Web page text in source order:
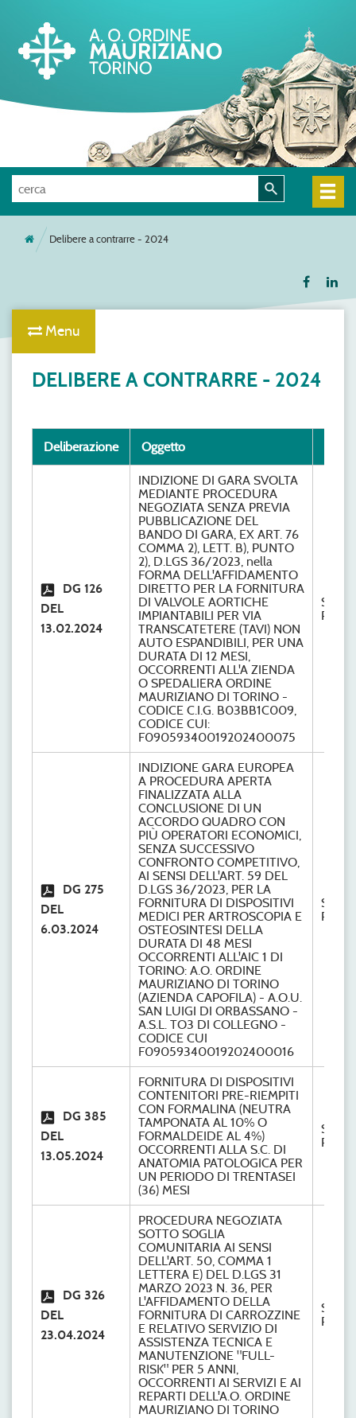
Delibere a contrarre - 2024
Menu
DELIBERE A CONTRARRE - 2024
Deliberazione Oggetto
DG 126
DEL
13.02.2024
INDIZIONE DI GARA SVOLTA
MEDIANTE PROCEDURA
NEGOZIATA SENZA PREVIA
PUBBLICAZIONE DEL
BANDO DI GARA, EX ART. 76
COMMA 2), LETT. B), PUNTO
2), D.LGS 36/2023, nella
FORMA DELL'AFFIDAMENTO
DIRETTO PER LA FORNITURA
DI VALVOLE AORTICHE
IMPIANTABILI PER VIA
TRANSCATETERE (TAVI) NON
AUTO ESPANDIBILI, PER UNA
DURATA DI 12 MESI,
OCCORRENTI ALL'A ZIENDA
O SPEDALIERA ORDINE
MAURIZIANO DI TORINO -
CODICE C.I.G. B03BB1C009,
CODICE CUI:
F09059340019202400075
S.C.
DG 275
DEL
6.03.2024
INDIZIONE GARA EUROPEA
A PROCEDURA APERTA
FINALIZZATA ALLA
CONCLUSIONE DI UN
ACCORDO QUADRO CON
PIÙ OPERATORI ECONOMICI,
SENZA SUCCESSIVO
CONFRONTO COMPETITIVO,
AI SENSI DELL'ART. 59 DEL
D.LGS 36/2023, PER LA
FORNITURA DI DISPOSITIVI
MEDICI PER ARTROSCOPIA E
OSTEOSINTESI DELLA
DURATA DI 48 MESI
OCCORRENTI ALL'AIC 1 DI
TORINO: A.O. ORDINE
MAURIZIANO DI TORINO
(AZIENDA CAPOFILA) - A.O.U.
SAN LUIGI DI ORBASSANO -
A.S.L. TO3 DI COLLEGNO -
CODICE CUI
F09059340019202400016
S.C.
DG 385
DEL
13.05.2024
FORNITURA DI DISPOSITIVI
CONTENITORI PRE-RIEMPITI
CON FORMALINA (NEUTRA
TAMPONATA AL 10% O
FORMALDEIDE AL 4%)
OCCORRENTI ALLA S.C. DI
ANATOMIA PATOLOGICA PER
UN PERIODO DI TRENTASEI
(36) MESI
S.C.
DG 326
DEL
23.04.2024
PROCEDURA NEGOZIATA
SOTTO SOGLIA
COMUNITARIA AI SENSI
DELL'ART. 50, COMMA 1
LETTERA E) DEL D.LGS 31
MARZO 2023 N. 36, PER
L'AFFIDAMENTO DELLA
FORNITURA DI CARROZZINE
E RELATIVO SERVIZIO DI
ASSISTENZA TECNICA E
MANUTENZIONE "FULL-
RISK" PER 5 ANNI,
OCCORRENTI AI SERVIZI E AI
REPARTI DELL'A.O. ORDINE
MAURIZIANO DI TORINO
S.C.